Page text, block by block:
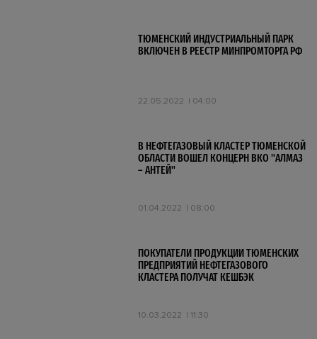
ТЮМЕНСКИЙ ИНДУСТРИАЛЬНЫЙ ПАРК
ВКЛЮЧЕН В РЕЕСТР МИНПРОМТОРГА РФ
22.05.2022 04:00
В НЕФТЕГАЗОВЫЙ КЛАСТЕР ТЮМЕНСКОЙ
ОБЛАСТИ ВОШЕЛ КОНЦЕРН ВКО "АЛМАЗ
– АНТЕЙ"
01.04.2022 08:00
ПОКУПАТЕЛИ ПРОДУКЦИИ ТЮМЕНСКИХ
ПРЕДПРИЯТИЙ НЕФТЕГАЗОВОГО
КЛАСТЕРА ПОЛУЧАТ КЕШБЭК
10.03.2022 11:30